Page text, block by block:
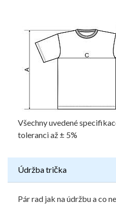
Všechny uvedené
toleranci až ± 5%
Údržba trička
Pár rad jak na údržbu a co